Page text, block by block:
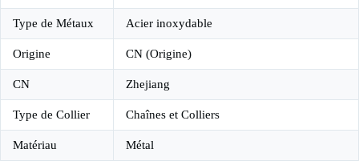
Type de Métaux Acier inoxydable
Origine CN (Origine)
CN Zhejiang
Type de Collier Chaînes et Colliers
Matériau Métal